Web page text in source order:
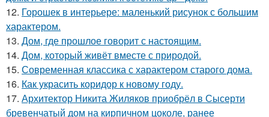
12. Горошек в интерьере: маленький рисунок с большим
характером.
13. Дом, где прошлое говорит с настоящим.
14. Дом, который живёт вместе с природой.
15. Современная классика с характером старого дома.
16. Как украсить коридор к новому году.
17. Архитектор Никита Жиляков приобрёл в Сысерти
бревенчатый дом на кирпичном цоколе, ранее